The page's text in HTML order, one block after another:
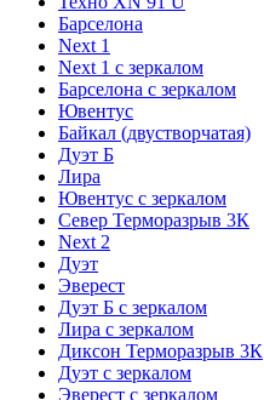
Барселона
Next 1
Next 1 с зеркалом
Барселона с зеркалом
Ювентус
Байкал (двустворчатая)
Дуэт Б
Лира
Ювентус с зеркалом
Север Терморазрыв 3К
Next 2
Дуэт
Эверест
Дуэт Б с зеркалом
Лира с зеркалом
Диксон Терморазрыв 3К
Дуэт с зеркалом
Эверест с зеркалом